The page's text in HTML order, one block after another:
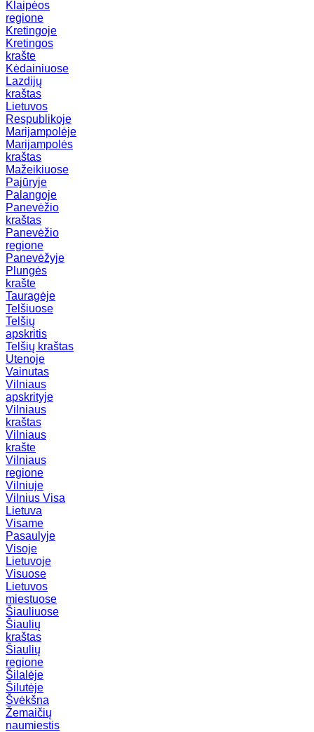
Klaipėos
regione
Kretingoje
Kretingos
krašte
Kėdainiuose
Lazdijų
kraštas
Lietuvos
Respublikoje
Marijampolėje
Marijampolės
kraštas
Mažeikiuose
Pajūryje
Palangoje
Panevėžio
kraštas
Panevėžio
regione
Panevėžyje
Plungės
krašte
Tauragėje
Telšiuose
Telšių
apskritis
Telšių kraštas
Utenoje
Vainutas
Vilniaus
apskrityje
Vilniaus
kraštas
Vilniaus
krašte
Vilniaus
regione
Vilniuje
Vilnius Visa
Lietuva
Visame
Pasaulyje
Visoje
Lietuvoje
Visuose
Lietuvos
miestuose
Šiauliuose
Šiaulių
kraštas
Šiaulių
regione
Šilalėje
Šilutėje
Švėkšna
Žemaičių
naumiestis